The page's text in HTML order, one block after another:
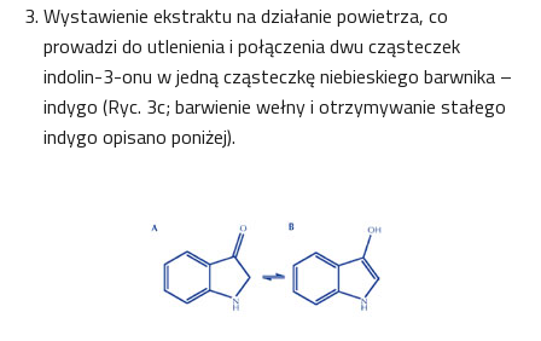
Wystawienie ekstraktu na działanie powietrza, co
prowadzi do utlenienia i połączenia dwu cząsteczek
indolin-3-onu w jedną cząsteczkę niebieskiego barwnika –
indygo (Ryc. 3c; barwienie wełny i otrzymywanie stałego
indygo opisano poniżej).